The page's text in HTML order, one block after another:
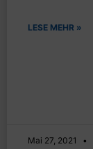
LESE MEHR »
Mai 27, 2021